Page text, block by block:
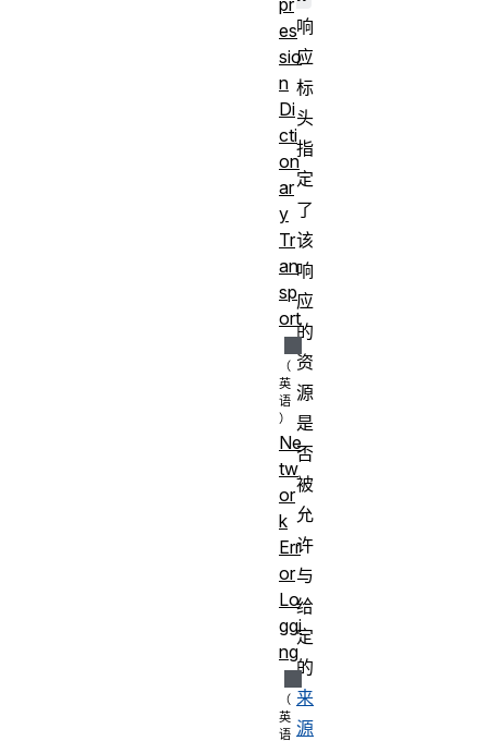
响
应
标
头
指
定
了
该
响
应
的
资
源
是
否
被
允
许
与
给
定
的
来
源
es
sio
n
Di
cti
on
ar
y
Tr
an
sp
ort
Ne
tw
or
k
Err
or
Lo
ggi
ng